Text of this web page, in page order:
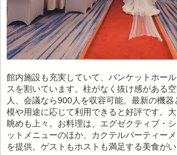
館内施設も充実していて、バンケットホー
スを割いています。柱がなく抜け感がある
人、会議なら900人を収容可能。最新の機
模や用途に応じて利用できると好評です。
眺めも上々。お料理は、エグゼクティブ・
ットメニューのほか、カクテルパーティー
を提供。ゲストもホストも満足する美食がい